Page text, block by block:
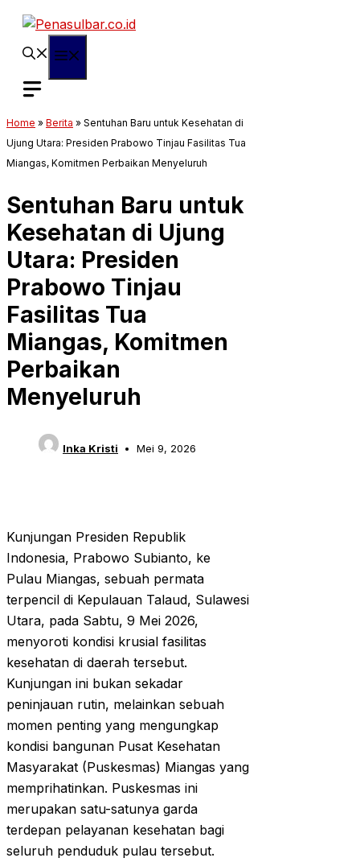
Langsung
Home » Berita » Sentuhan Baru untuk Kesehatan di
Ujung Utara: Presiden Prabowo Tinjau Fasilitas Tua
Miangas, Komitmen Perbaikan Menyeluruh
Sentuhan Baru untuk
Kesehatan di Ujung
Utara: Presiden
Prabowo Tinjau
Fasilitas Tua
Miangas, Komitmen
Perbaikan
Menyeluruh
Inka Kristi Mei 9, 2026
Kunjungan Presiden Republik
Indonesia, Prabowo Subianto, ke
Pulau Miangas, sebuah permata
terpencil di Kepulauan Talaud, Sulawesi
Utara, pada Sabtu, 9 Mei 2026,
menyoroti kondisi krusial fasilitas
kesehatan di daerah tersebut.
Kunjungan ini bukan sekadar
peninjauan rutin, melainkan sebuah
momen penting yang mengungkap
kondisi bangunan Pusat Kesehatan
Masyarakat (Puskesmas) Miangas yang
memprihatinkan. Puskesmas ini
merupakan satu-satunya garda
terdepan pelayanan kesehatan bagi
seluruh penduduk pulau tersebut.